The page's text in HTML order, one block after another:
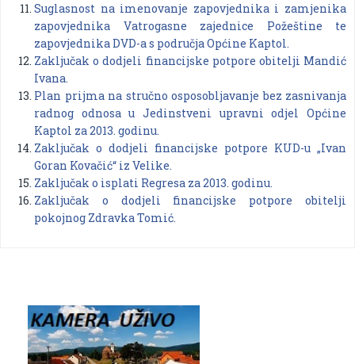
Suglasnost na imenovanje zapovjednika i zamjenika
zapovjednika Vatrogasne zajednice Požeštine te
zapovjednika DVD-a s područja Općine Kaptol.
Zaključak o dodjeli financijske potpore obitelji Mandić
Ivana.
Plan prijma na stručno osposobljavanje bez zasnivanja
radnog odnosa u Jedinstveni upravni odjel Općine
Kaptol za 2013. godinu.
Zaključak o dodjeli financijske potpore KUD-u „Ivan
Goran Kovačić“ iz Velike.
Zaključak o isplati Regresa za 2013. godinu.
Zaključak o dodjeli financijske potpore obitelji
pokojnog Zdravka Tomić.